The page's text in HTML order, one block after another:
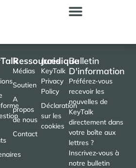
Ressources
Médias
Soutien
A
propos
de nous
Contact
Juridique
KeyTalk
Privacy
Policy
Déclaration
sur les
cookies
Bulletin
D'information
Préférez-vous
recevoir les
nouvelles de
KeyTalk
directement dans
votre boîte aux
lettres ?
Inscrivez-vous à
notre bulletin